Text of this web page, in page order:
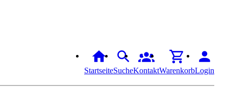
StartseiteSucheKontaktWarenkorbLogin